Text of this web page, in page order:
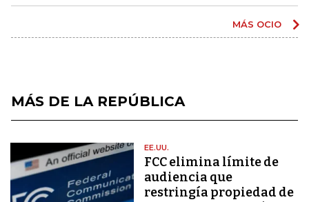
MÁS OCIO
MÁS DE LA REPÚBLICA
EE.UU.
FCC elimina límite de
audiencia que
restringía propiedad de